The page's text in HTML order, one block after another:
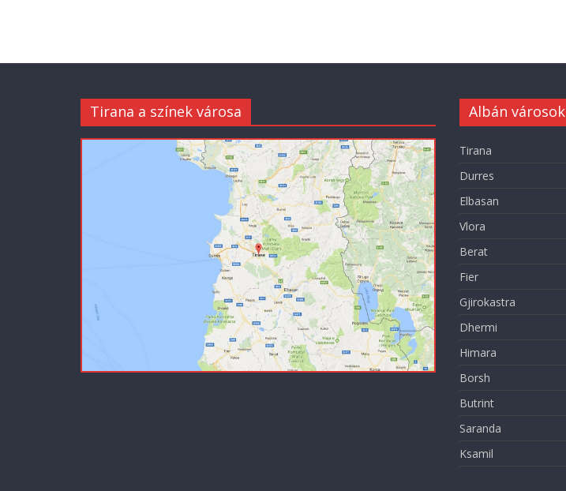
Tirana a színek városa Albán városok
Tirana
Durres
Elbasan
Vlora
Berat
Fier
Gjirokastra
Dhermi
Himara
Borsh
Butrint
Saranda
Ksamil